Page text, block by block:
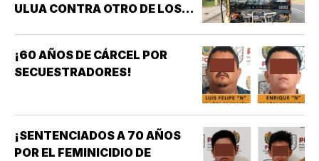
ULUA CONTRA OTRO DE LOS
¡60 AÑOS DE CÁRCEL POR
SECUESTRADORES!
¡SENTENCIADOS A 70 AÑOS
POR EL FEMINICIDIO DE